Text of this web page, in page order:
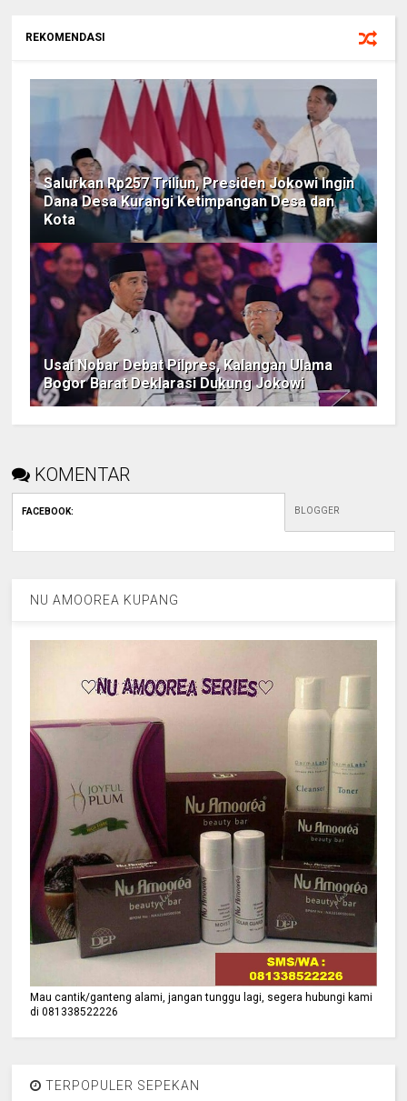
REKOMENDASI
Salurkan Rp257 Triliun, Presiden Jokowi Ingin
Dana Desa Kurangi Ketimpangan Desa dan
Kota
Usai Nobar Debat Pilpres, Kalangan Ulama
Bogor Barat Deklarasi Dukung Jokowi
KOMENTAR
FACEBOOK: BLOGGER
NU AMOOREA KUPANG
Mau cantik/ganteng alami, jangan tunggu lagi, segera hubungi kami
di 081338522226
TERPOPULER SEPEKAN